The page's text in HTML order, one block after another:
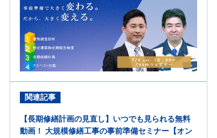
関連記事
【長期修繕計画の見直し】いつでも見られる無料
動画！ 大規模修繕工事の事前準備セミナー【オン